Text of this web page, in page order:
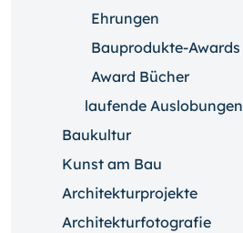
Ehrungen
Bauprodukte-Awards
Award Bücher
laufende Auslobungen
Baukultur
Kunst am Bau
Architekturprojekte
Architekturfotografie